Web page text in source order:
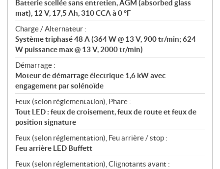
Batterie scellée sans entretien, AGM (absorbed glass
mat), 12 V, 17,5 Ah, 310 CCA à 0 °F
Charge / Alternateur :
Système triphasé 48 A (364 W @ 13 V, 900 tr/min; 624
W puissance max @ 13 V, 2000 tr/min)
Démarrage :
Moteur de démarrage électrique 1,6 kW avec
engagement par solénoïde
Feux (selon réglementation), Phare :
Tout LED : feux de croisement, feux de route et feux de
position signature
Feux (selon réglementation), Feu arrière / stop :
Feu arrière LED Buffett
Feux (selon réglementation), Clignotants avant :